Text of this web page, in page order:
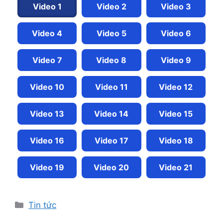
Video 1 Video 2 Video 3
Video 4 Video 5 Video 6
Video 7 Video 8 Video 9
Video 10 Video 11 Video 12
Video 13 Video 14 Video 15
Video 16 Video 17 Video 18
Video 19 Video 20 Video 21
Tin tức